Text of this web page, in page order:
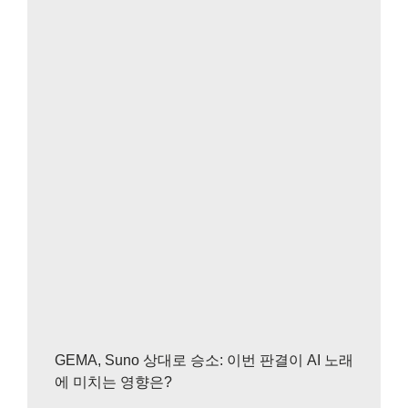
GEMA, Suno 상대로 승소: 이번 판결이 AI 노래
에 미치는 영향은?